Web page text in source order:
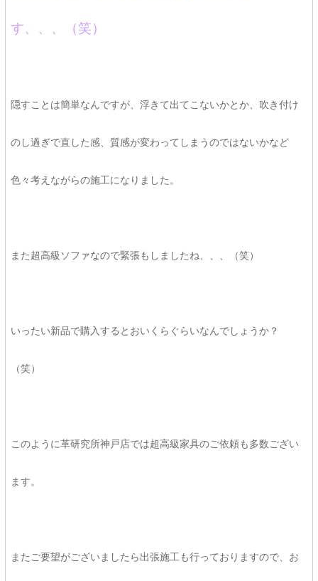
す、、、（笑）
隠すことは簡単なんですが、浮きて出てこないかとか、吹き付け
のし過ぎで直した感、質感が変わってしまうのではないかなど
色々考えながらの施工になりました。
また超高級ソファなので緊張もしましたね、、、（笑）
いったい新品で購入するとおいくらぐらいなんでしょうか？
（笑）
このように革研究所神戸店では超高級家具のご依頼も多数ござい
ます。
またご要望がございましたら出張施工も行っておりますので、お